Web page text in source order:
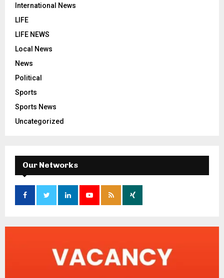
International News
LIFE
LIFE NEWS
Local News
News
Political
Sports
Sports News
Uncategorized
Our Networks